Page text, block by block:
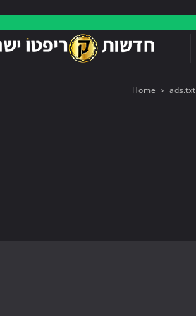
Home ads.txt